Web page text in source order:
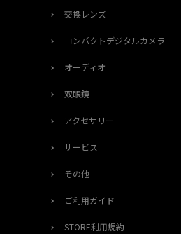
交換レンズ
コンパクトデジタルカメラ
オーディオ
双眼鏡
アクセサリー
サービス
その他
ご利用ガイド
STORE利用規約